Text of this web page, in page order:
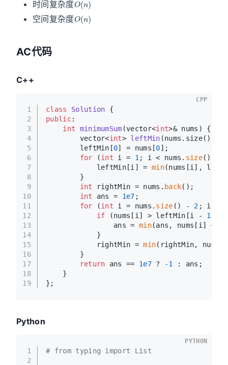
时间复杂度
空间复杂度
O (n)
AC代码
C++
1
2
3
4
5
6
7
8
9
10
11
12
13
14
15
16
17
18
19
class Solution {
public:
int
minimumSum (vector<int>& nums)
{
vector<int> leftMin (nums.size())
        leftMin[
0] = nums[0];
for (int i = 1 ; i < nums. size();
            leftMin[i] =
min(nums[i],
        }
int rightMin = nums. back();
int ans = 1e7 ;
for (int i = nums. size () - 2 ; i >
if (nums[i] > leftMin[i - 1
                ans =
min(ans, nums[i] +
            }
            rightMin =
min(rightMin,
        }
return ans == 1e7 ? -1
: ans;
    }
};
CPP
Python
1
2
# from typing import List
PYTHON